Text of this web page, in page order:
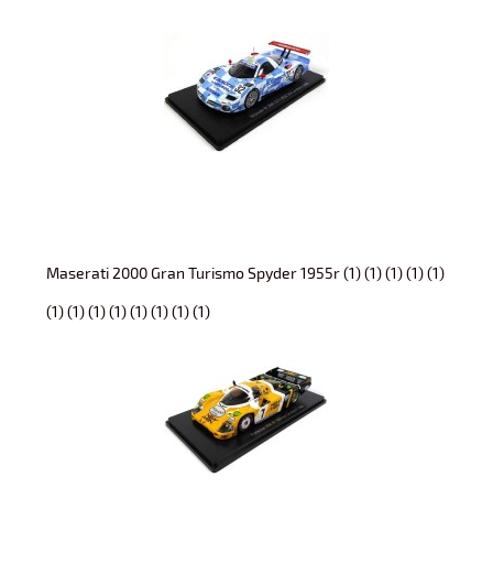
Maserati 2000 Gran Turismo Spyder 1955r (1) (1) (1) (1) (1)
(1) (1) (1) (1) (1) (1) (1) (1)